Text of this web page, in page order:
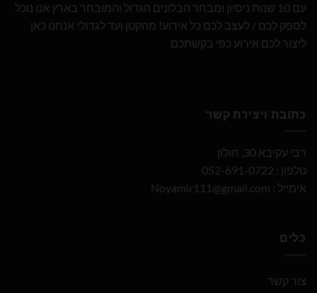
עם 10 שנות ניסיון ומבחר הבלונים הגדול והמובחר בארץ אנו נוכל
לספק לכם / לעצב לכם כל אירוע! מהקטן ועד לגדול! אנחנו כאן
ליצור לכם אירוע כפי בקשתכם
כתובת ויצירת קשר
רבי עקיבא 30, חולון
טלפון : 052-691-0722
אימייל : Noyamir111@gmail.com
כלים
צור קשר